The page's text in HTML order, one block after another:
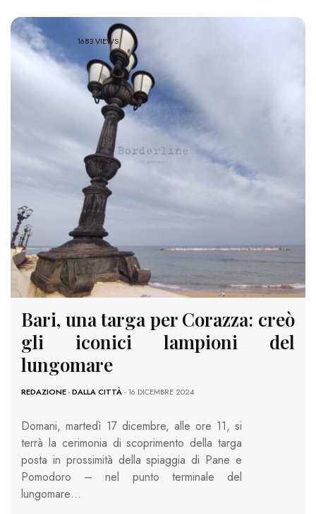
1683 VIEWS
Bari, una targa per Corazza: creò
gli iconici lampioni del
lungomare
REDAZIONE-DALLA CITTÀ- 16 DICEMBRE 2024
Domani, martedì 17 dicembre, alle ore 11, si
terrà la cerimonia di scoprimento della targa
posta in prossimità della spiaggia di Pane e
Pomodoro – nel punto terminale del
lungomare…